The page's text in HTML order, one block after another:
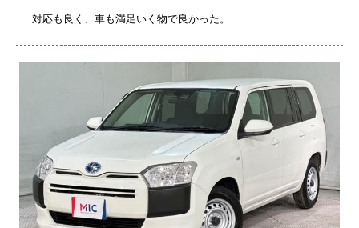
対応も良く、車も満足いく物で良かった。